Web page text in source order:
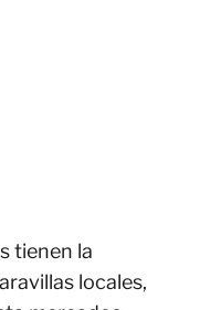
tienen la
locales,